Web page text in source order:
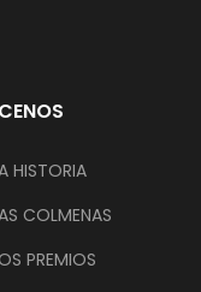
HISTORIA
COLMENAS
PREMIOS